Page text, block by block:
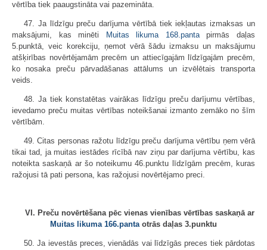
vērtība tiek paaugstināta vai pazemināta.
47. Ja līdzīgu preču darījuma vērtībā tiek iekļautas izmaksas un
maksājumi, kas minēti
Muitas likuma 168.pantapirmās daļas
5.punktā, veic korekciju, ņemot vērā šādu izmaksu un maksājumu
atšķirības novērtējamām precēm un attiecīgajām līdzīgajām precēm,
ko nosaka preču pārvadāšanas attālums un izvēlētais transporta
veids.
48. Ja tiek konstatētas vairākas līdzīgu preču darījumu vērtības,
ievedamo preču muitas vērtības noteikšanai izmanto zemāko no šīm
vērtībām.
49. Citas personas ražotu līdzīgu preču darījuma vērtību ņem vērā
tikai tad, ja muitas iestādes rīcībā nav ziņu par darījuma vērtību, kas
noteikta saskaņā ar šo noteikumu 46.punktu līdzīgām precēm, kuras
ražojusi tā pati persona, kas ražojusi novērtējamo preci.
VI. Preču novērtēšana pēc vienas vienības vērtības saskaņā ar
Muitas likuma 166.pantaotrās daļas 3.punktu
50. Ja ievestās preces, vienādās vai līdzīgās preces tiek pārdotas